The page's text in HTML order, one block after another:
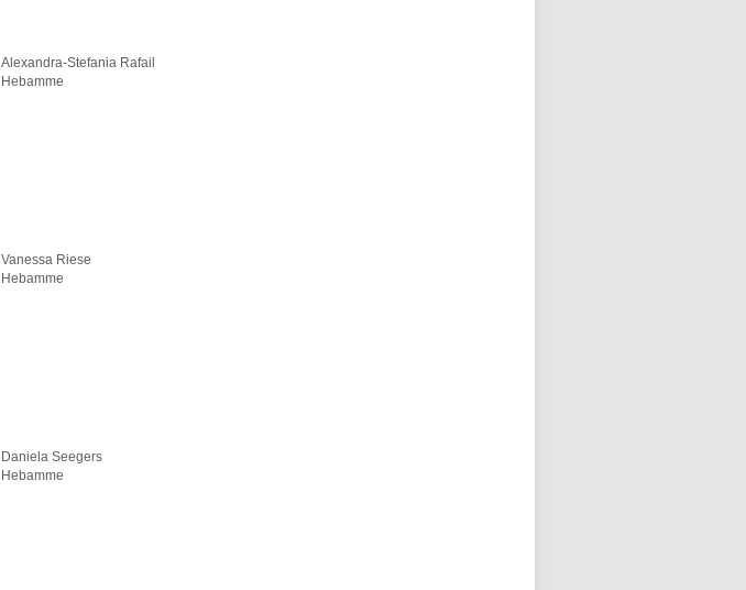
Alexandra-Stefania Rafail
Hebamme
Vanessa Riese
Hebamme
Daniela Seegers
Hebamme